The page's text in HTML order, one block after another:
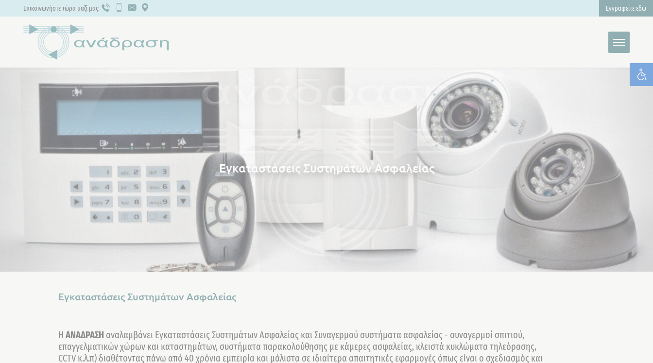
Επικοινωνήστε τώρα μαζί μας: Εγγραφείτε εδώ
Εγκαταστάσεις Συστημάτων Ασφαλείας
Εγκαταστάσεις Συστημάτων Ασφαλείας
H ΑΝΑΔΡΑΣΗ αναλαμβάνει Εγκαταστάσεις Συστημάτων Ασφαλείας και Συναγερμού συστήματα ασφαλείας - συναγερμοί σπιτιού,
επαγγελματικών χώρων και καταστημάτων, συστήματα παρακολούθησης με κάμερες ασφαλείας, κλειστά κυκλώματα τηλεόρασης,
CCTV κ.λ.π) διαθέτοντας πάνω από 40 χρόνια εμπειρία και μάλιστα σε ιδιαίτερα απαιτητικές εφαρμογές όπως είναι ο σχεδιασμός και